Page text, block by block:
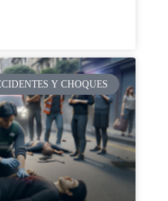
Y CHOQUES